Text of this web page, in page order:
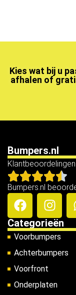
Kies wat bij u
afhalen of
Bumpers.nl
Klantbeoordelingen
Bumpers.nl
Categorieën
Voorbumpers
Achterbumpers
Voorfront
Onderplaten